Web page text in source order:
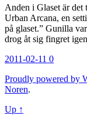
Anden i Glaset är
Urban Arcana, en
på glaset.” Gunilla
drog åt sig fingret
2011-02-11 0
Proudly powered by
Noren.
Up ↑